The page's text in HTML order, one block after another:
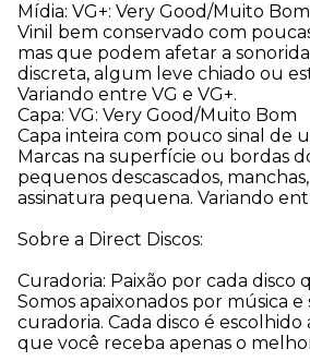
Mídia: VG+: Very Good/Muito Bom
Vinil bem conservado com
mas que podem afetar a
discreta, algum leve chiado ou
Variando entre VG e VG+.
Capa: VG: Very Good/Muito Bom
Capa inteira com pouco sinal de
Marcas na superfície ou bordas
pequenos descascados,
assinatura pequena. Variando
Sobre a Direct Discos:
Curadoria: Paixão por cada disco
Somos apaixonados por música e
curadoria. Cada disco é
que você receba apenas o